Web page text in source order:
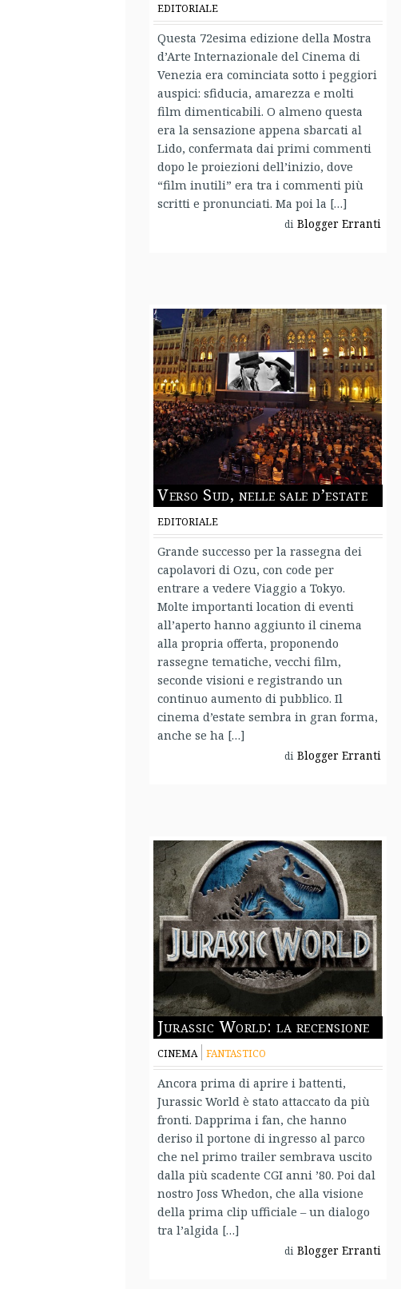
EDITORIALE
Questa 72esima edizione della Mostra
d’Arte Internazionale del Cinema di
Venezia era cominciata sotto i peggiori
auspici: sfiducia, amarezza e molti
film dimenticabili. O almeno questa
era la sensazione appena sbarcati al
Lido, confermata dai primi commenti
dopo le proiezioni dell’inizio, dove
“film inutili” era tra i commenti più
scritti e pronunciati. Ma poi la […]
di Blogger Erranti
Verso Sud, nelle sale d’estate
EDITORIALE
Grande successo per la rassegna dei
capolavori di Ozu, con code per
entrare a vedere Viaggio a Tokyo.
Molte importanti location di eventi
all’aperto hanno aggiunto il cinema
alla propria offerta, proponendo
rassegne tematiche, vecchi film,
seconde visioni e registrando un
continuo aumento di pubblico. Il
cinema d’estate sembra in gran forma,
anche se ha […]
di Blogger Erranti
Jurassic World: la recensione
CINEMA FANTASTICO
Ancora prima di aprire i battenti,
Jurassic World è stato attaccato da più
fronti. Dapprima i fan, che hanno
deriso il portone di ingresso al parco
che nel primo trailer sembrava uscito
dalla più scadente CGI anni ’80. Poi dal
nostro Joss Whedon, che alla visione
della prima clip ufficiale – un dialogo
tra l’algida […]
di Blogger Erranti